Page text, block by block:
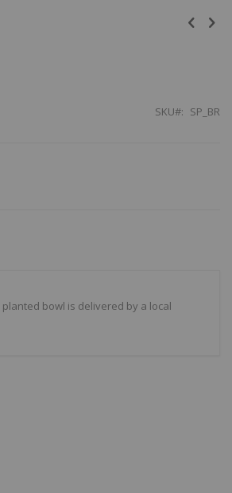
SKU SP_BR
bowl is delivered by a local